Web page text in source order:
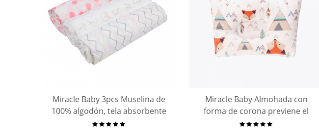
Miracle Baby 3pcs Muselina de
100% algodón, tela absorbente
de manchas, pañal de muselina
Miracle Baby Almohada con
forma de corona previene el
síndrome de cabeza plana